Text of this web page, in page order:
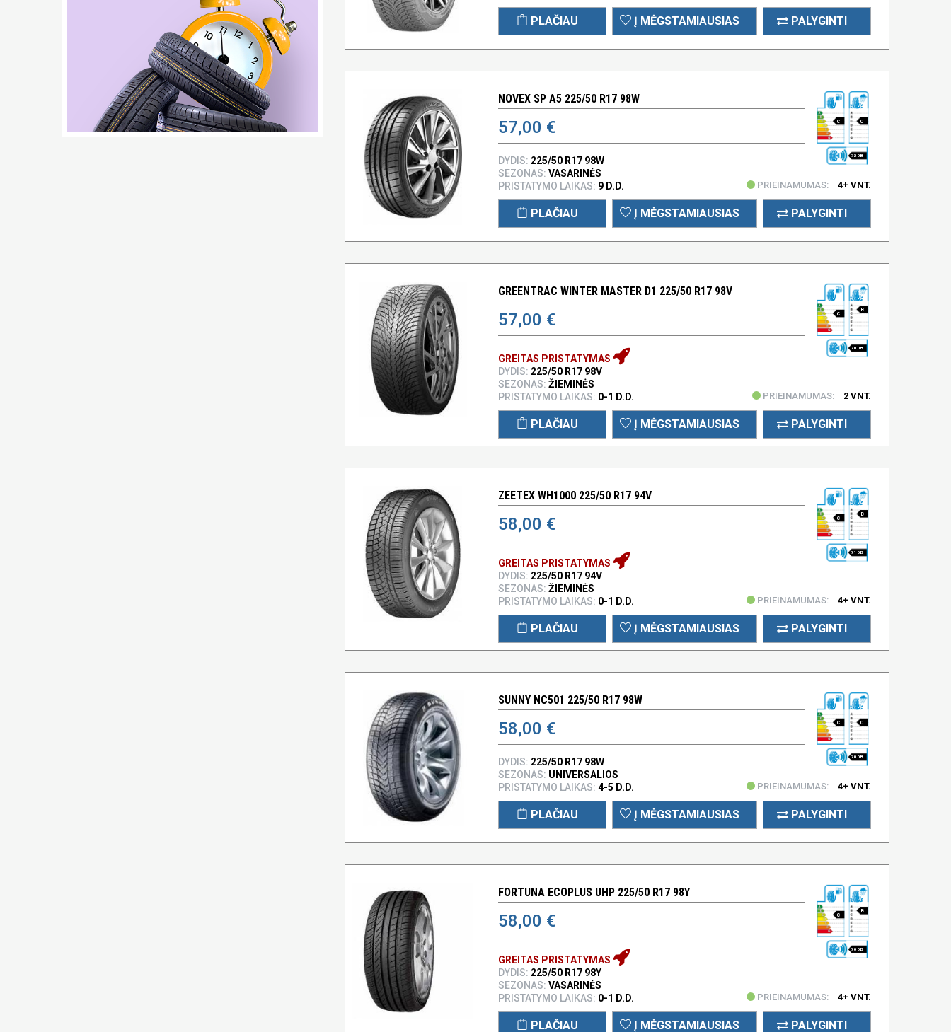
PLAČIAU Į MĖGSTAMIAUSIAS PALYGINTI
NOVEX SP A5 225/50 R17 98W
57,00 € C C
72 DB
DYDIS: 225/50 R17 98W
SEZONAS: VASARINĖS
PRISTATYMO LAIKAS: 9 D.D. PRIEINAMUMAS: 4+ VNT.
PLAČIAU Į MĖGSTAMIAUSIAS PALYGINTI
GREENTRAC WINTER MASTER D1 225/50 R17 98V
57,00 € C
B
70 DB
GREITAS PRISTATYMAS
DYDIS: 225/50 R17 98V
SEZONAS: ŽIEMINĖS
PRISTATYMO LAIKAS: 0-1 D.D. PRIEINAMUMAS: 2 VNT.
PLAČIAU Į MĖGSTAMIAUSIAS PALYGINTI
ZEETEX WH1000 225/50 R17 94V
58,00 € C
B
71 DB
GREITAS PRISTATYMAS
DYDIS: 225/50 R17 94V
SEZONAS: ŽIEMINĖS
PRISTATYMO LAIKAS: 0-1 D.D. PRIEINAMUMAS: 4+ VNT.
PLAČIAU Į MĖGSTAMIAUSIAS PALYGINTI
SUNNY NC501 225/50 R17 98W
58,00 € C C
70 DB
DYDIS: 225/50 R17 98W
SEZONAS: UNIVERSALIOS
PRISTATYMO LAIKAS: 4-5 D.D. PRIEINAMUMAS: 4+ VNT.
PLAČIAU Į MĖGSTAMIAUSIAS PALYGINTI
FORTUNA ECOPLUS UHP 225/50 R17 98Y
58,00 € C
B
70 DB
GREITAS PRISTATYMAS
DYDIS: 225/50 R17 98Y
SEZONAS: VASARINĖS
PRISTATYMO LAIKAS: 0-1 D.D. PRIEINAMUMAS: 4+ VNT.
PLAČIAU Į MĖGSTAMIAUSIAS PALYGINTI